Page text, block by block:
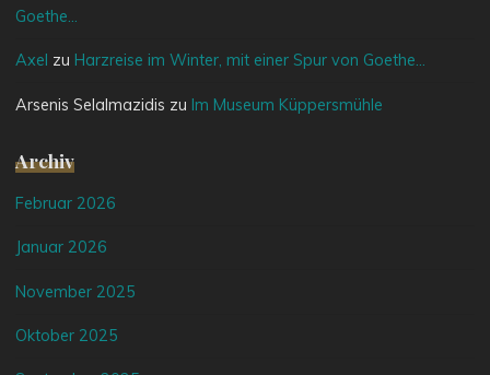
Goethe…
Axel zu Harzreise im Winter, mit einer Spur von Goethe…
Arsenis Selalmazidis zu Im Museum Küppersmühle
Archiv
Februar 2026
Januar 2026
November 2025
Oktober 2025